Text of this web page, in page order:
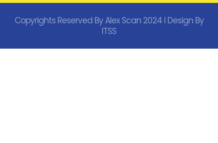
Copyrights Reserved By Alex Scan 2024 I Design By
ITSS